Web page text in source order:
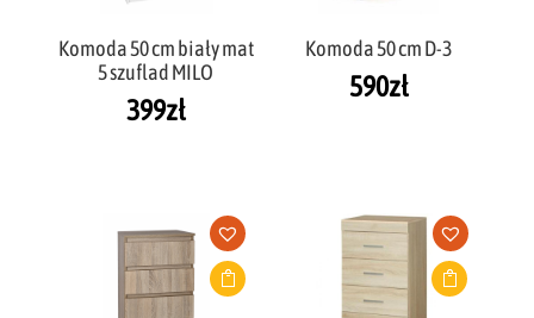
Komoda 50 cm biały mat
5 szuflad MILO
399zł
Komoda 50 cm D-3
590zł